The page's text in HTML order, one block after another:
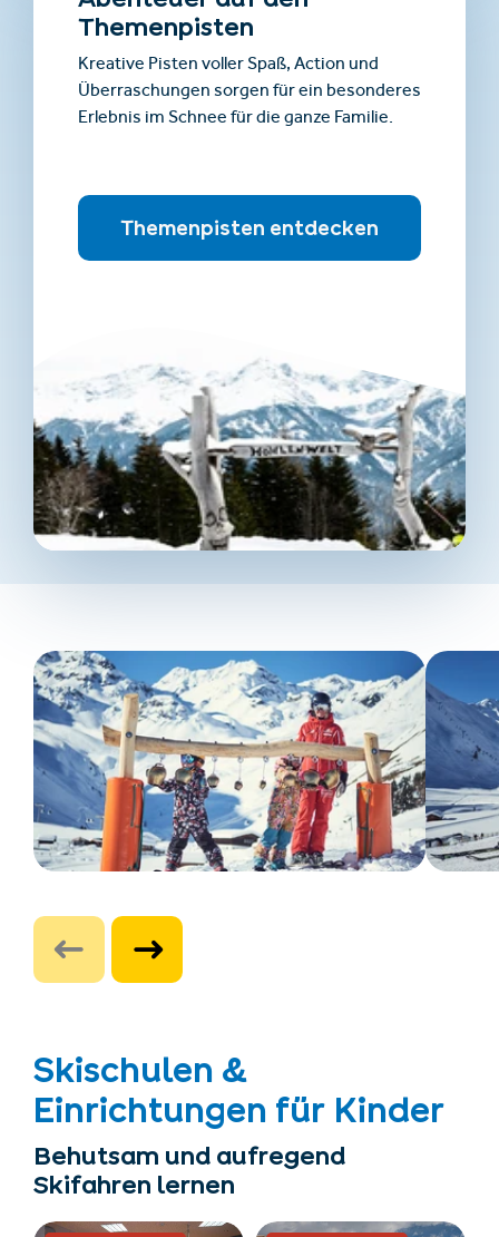
Themenpisten
Kreative Pisten voller Spaß, Action und
Überraschungen sorgen für ein besonderes
Erlebnis im Schnee für die ganze Familie.
Themenpisten entdecken
Skischulen &
Einrichtungen für Kinder
Behutsam und aufregend
Skifahren lernen